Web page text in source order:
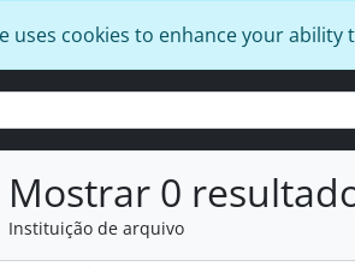
uses cookies to enhance your
Mostrar 0
Instituição de arquivo